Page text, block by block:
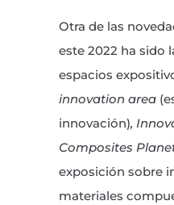
Otra de las
este 2022 ha sido
espacios
innovation area
innovación),
Composites
exposición sobre
materiales